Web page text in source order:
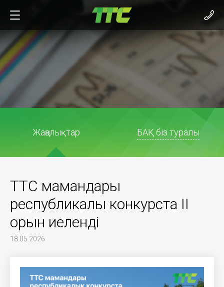
Жаңалықтар БАҚ біз туралы
ТТС мамандары
республикалық конкурста II
орын иеленді
18.05.2026